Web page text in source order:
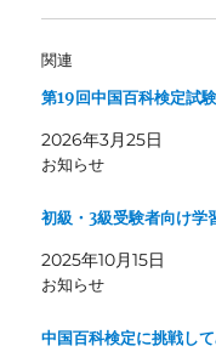
関連
第19回中国百科検定試験
2026年3月25日
お知らせ
初級・3級受験者向け学
2025年10月15日
お知らせ
中国百科検定に挑戦し